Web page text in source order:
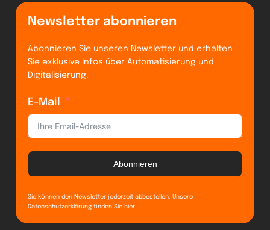
Newsletter abonnieren
Abonnieren Sie unseren Newsletter und erhalten
Sie exklusive Infos über Automatisierung und
Digitalisierung.
E-Mail
Abonnieren
Sie können den Newsletter jederzeit abbestellen. Unsere
Datenschutzerklärung finden Sie hier.